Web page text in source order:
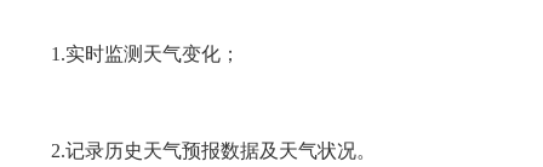
1.实时监测天气变化；
2.记录历史天气预报数据及天气状况。